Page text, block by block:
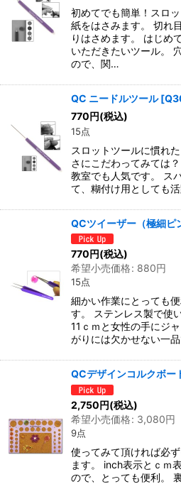
初めてでも簡単！スロ
紙をはさみます。 切れ
りはさめます。 はじめ
いただきたいツール。
ので、関…
QC ニードルツール [
770円(税込)
15点
スロットツールに慣れ
さにこだわってみては
教室でも人気です。 ス
て、糊付け用としても活
QCツイーザー（極細ピ
770 円(税込)
希望小売価格: 880円
15点
細かい作業にとっても
す。 ステンレス製で使
11ｃｍと女性の手にジ
がりには欠かせない一
QCデザインコルクボー
2,750円(税込)
希望小売価格: 3,080円
9点
使ってみて頂ければ必
ます。 inch表示とｃｍ
ので、とっても便利。